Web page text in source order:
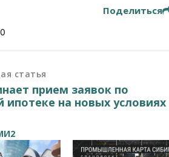
Поделиться
0
статья
прием заявок по
ипотеке на новых условиях